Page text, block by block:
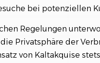
bei potenziellen
Regelungen
Privatsphäre der
von Kaltakquise